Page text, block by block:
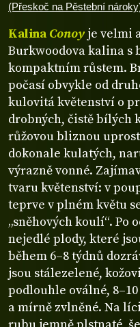
(Přeskoč na Pěstební
Kalina Conoy je velmi
Burkwoodova kalina s
kompaktním růstem.
počasí obvykle od
kulovitá květenství o
drobných, čistě bílých
růžovou bliznou
dokonale kulatých,
výrazně vonné.
tvaru květenství: v
teprve v plném květu
„sněhových koulí“. Po
nejedlé plody, které
během 6–8 týdnů
jsou stálezelené,
podlouhle oválné,
a mírně zvlněné. Na